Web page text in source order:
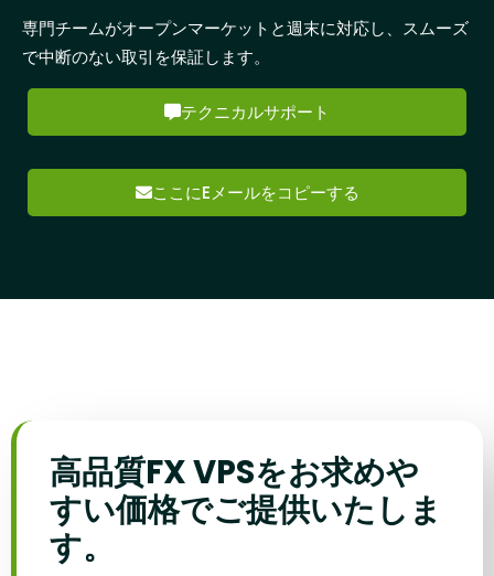
専門チームがオープンマーケットと週末に対応し、スムーズ
で中断のない取引を保証します。
テクニカルサポート
ここにEメールをコピーする
高品質FX VPSをお求めや
すい価格でご提供いたしま
す。